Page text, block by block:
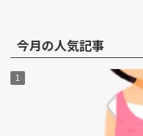
今月の人気記事